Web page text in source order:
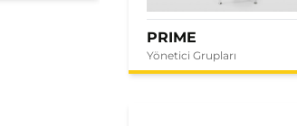
PRIME
Yönetici Grupları